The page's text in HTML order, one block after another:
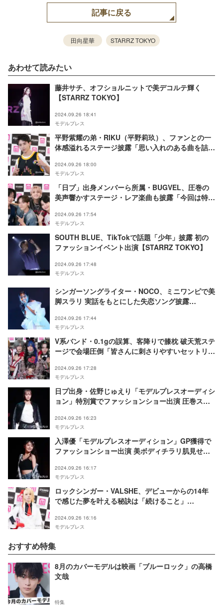
記事に戻る
田向星華 STARRZ TOKYO
あわせて読みたい
藤井サチ、オフショルニットで美デコルテ輝く
【STARRZ TOKYO】
2024.09.26 18:41
モデルプレス
平野紫耀の弟・RIKU（平野莉玖）、ファンとの一
体感溢れるステージ披露「思い入れのある曲を詰め
2024.09.26 18:00
モデルプレス
「日プ」出身メンバーら所属・BUGVEL、圧巻の
美声響かすステージ・レア楽曲も披露「今回は特別
2024.09.26 17:54
モデルプレス
SOUTH BLUE、TikTokで話題「少年」披露 初の
ファッションイベント出演【STARRZ TOKYO】
2024.09.26 17:48
モデルプレス
シンガーソングライター・NOCO、ミニワンピで美
脚スラリ 実話をもとにした失恋ソング披露
2024.09.26 17:44
モデルプレス
V系バンド・0.1gの誤算、客降りで膝枕 破天荒ステ
ージで会場圧倒「皆さんに刺さりやすいセットリス
2024.09.26 17:28
モデルプレス
日プ出身・佐野じゅえり「モデルプレスオーディシ
ョン」特別賞でファッションショー出演 圧巻スタ
2024.09.26 16:23
モデルプレス
入澤優「モデルプレスオーディション」GP獲得で
ファッションショー出演 美ボディチラリ肌見せ
2024.09.26 16:17
モデルプレス
ロックシンガー・VALSHE、デビューからの14年
で感じた夢を叶える秘訣は「続けること」
2024.09.26 16:16
モデルプレス
おすすめ特集
8月のカバーモデルは映画「ブルーロック」の高橋
文哉
特集